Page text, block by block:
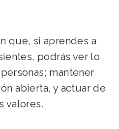
que, si aprendes a
podrás ver lo
mantener
abierta, y actuar de
valores.